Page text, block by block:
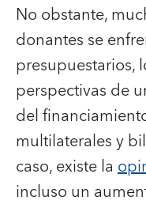
No obstante,
donantes se
presupuestarios,
perspectivas de
del
multilaterales y
caso, existe la
incluso un